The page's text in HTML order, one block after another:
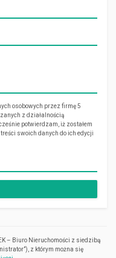
osobowych przez firmę 5
z działalnością
potwierdzam, iż zostałem
swoich danych do ich edycji
– Biuro Nieruchomości z siedzibą
z którym można się